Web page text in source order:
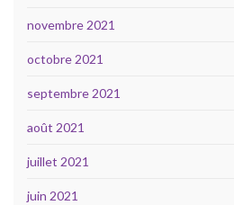
novembre 2021
octobre 2021
septembre 2021
août 2021
juillet 2021
juin 2021